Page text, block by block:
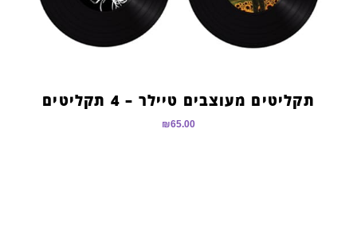
תקליטים מעוצבים טיילר – 4 תקליטים
₪65.00